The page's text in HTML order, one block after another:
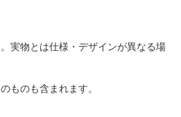
実物とは仕様・デザインが異なる場
ものも含まれます。